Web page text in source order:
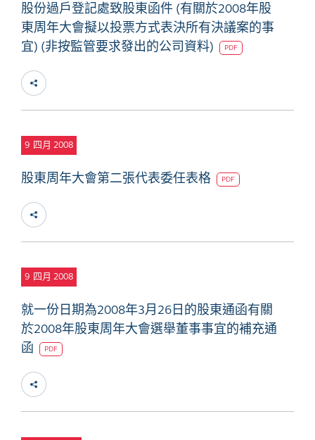
股份過戶登記處致股東函件 (有關於2008年股
東周年大會擬以投票方式表決所有決議案的事
宜) (非按監管要求發出的公司資料)
PDF
9 四月 2008
股東周年大會第二張代表委任表格 PDF
9 四月 2008
就一份日期為2008年3月26日的股東通函有關
於2008年股東周年大會選舉董事事宜的補充通
函
PDF